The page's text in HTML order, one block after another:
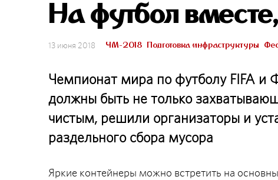
На футбол
13 июня 2018 ЧМ-2018 Подготовка инфраструктуры
Чемпионат мира по футболу FIFA и
должны быть не только
чистым, решили организаторы и
раздельного сбора мусора
Яркие контейнеры можно встретить на